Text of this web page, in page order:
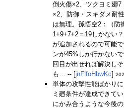
倒火傷×2、ツクヨミ廻
×2、防御・スキダメ耐
は無理。孫悟空2：（防
1+9+7+2＝19しかない
が追加されるので可能
ンが45%しか行かない
回目が出せれば解決し
も… -- [jnFlfoHbwKc]
単体の攻撃性能ばかり
ミ廻条件が達成できて
にかみ合うような今後